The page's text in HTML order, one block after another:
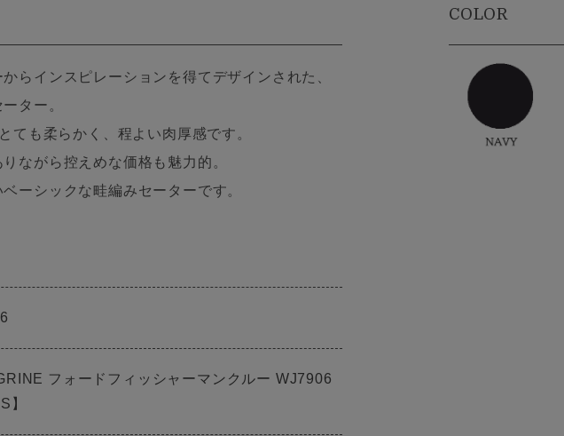
らインスピレーションを得てデザインされた、
ター。
ても柔らかく、程よい肉厚感です。
ながら控えめな価格も魅力的。
ーシックな畦編みセーターです。
フォードフィッシャーマンクルー WJ7906
】
COLOR